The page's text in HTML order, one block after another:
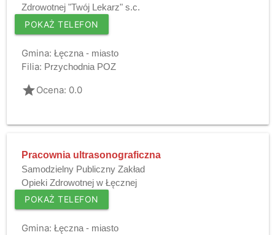
Zdrowotnej "Twój Lekarz" s.c.
POKAŻ TELEFON
Gmina: Łęczna - miasto
Filia: Przychodnia POZ
gradeOcena: 0.0
Pracownia ultrasonograficzna
Samodzielny Publiczny Zakład
Opieki Zdrowotnej w Łęcznej
POKAŻ TELEFON
Gmina: Łęczna - miasto